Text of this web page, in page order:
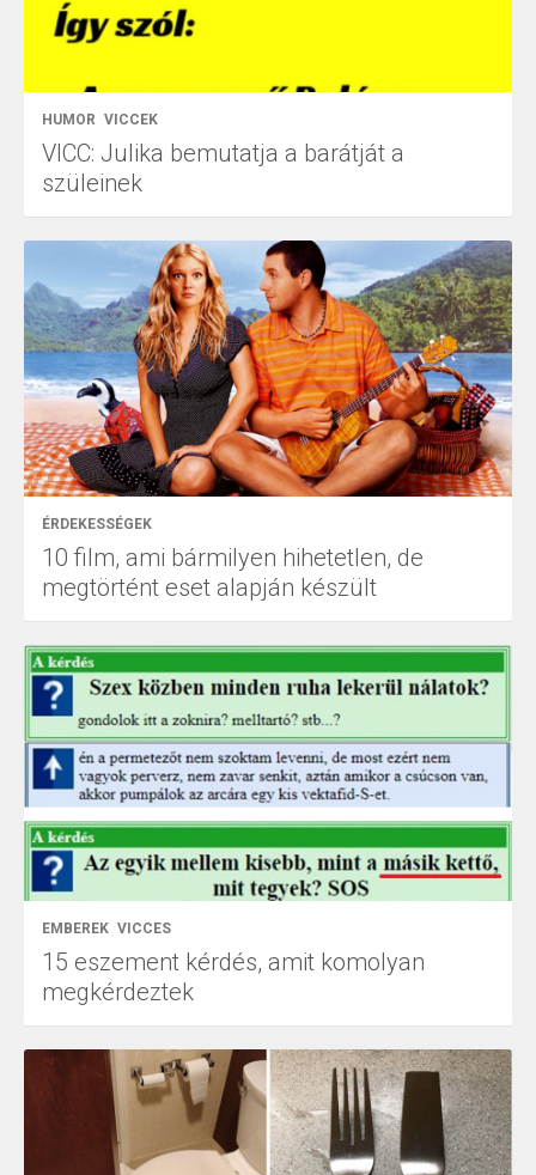
HUMOR VICCEK
VICC: Julika bemutatja a barátját a
szüleinek
ÉRDEKESSÉGEK
10 film, ami bármilyen hihetetlen, de
megtörtént eset alapján készült
EMBEREK VICCES
15 eszement kérdés, amit komolyan
megkérdeztek